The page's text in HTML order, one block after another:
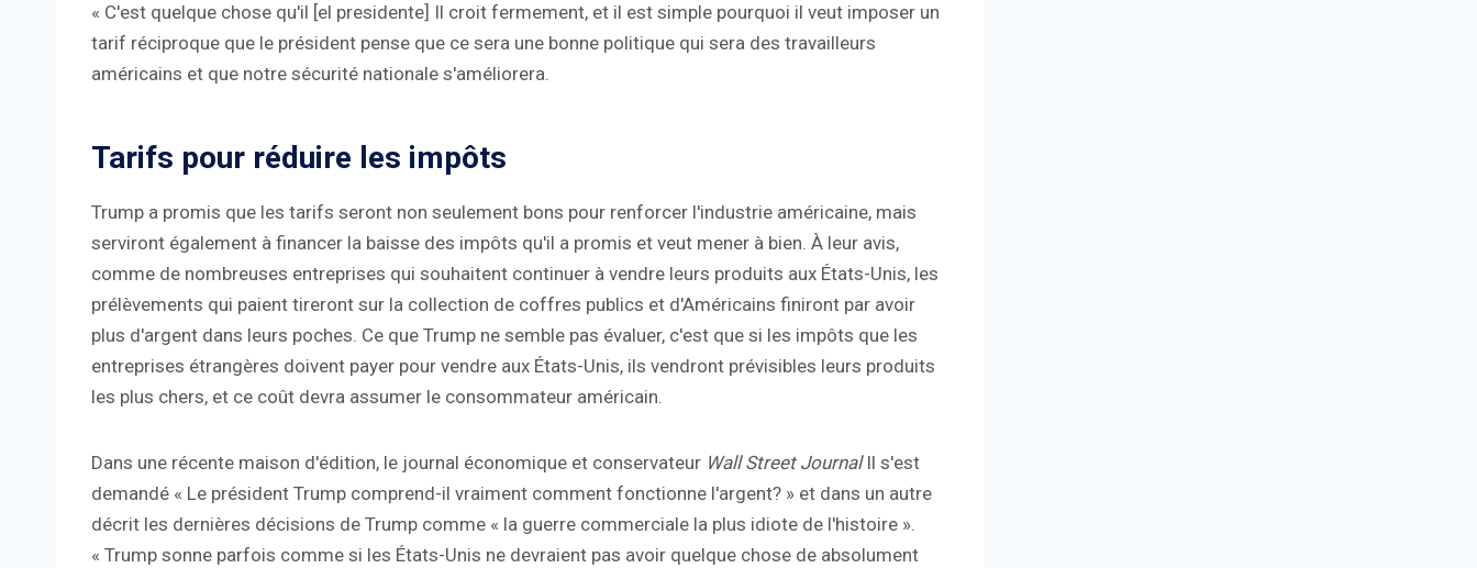
« C'est quelque chose qu'il [el presidente] Il croit fermement, et il est simple pourquoi il veut imposer un
tarif réciproque que le président pense que ce sera une bonne politique qui sera des travailleurs
américains et que notre sécurité nationale s'améliorera.
Tarifs pour réduire les impôts
Trump a promis que les tarifs seront non seulement bons pour renforcer l'industrie américaine, mais
serviront également à financer la baisse des impôts qu'il a promis et veut mener à bien. À leur avis,
comme de nombreuses entreprises qui souhaitent continuer à vendre leurs produits aux États-Unis, les
prélèvements qui paient tireront sur la collection de coffres publics et d'Américains finiront par avoir
plus d'argent dans leurs poches. Ce que Trump ne semble pas évaluer, c'est que si les impôts que les
entreprises étrangères doivent payer pour vendre aux États-Unis, ils vendront prévisibles leurs produits
les plus chers, et ce coût devra assumer le consommateur américain.
Dans une récente maison d'édition, le journal économique et conservateur Wall Street JournalIl s'est
demandé « Le président Trump comprend-il vraiment comment fonctionne l'argent? » et dans un autre
décrit les dernières décisions de Trump comme « la guerre commerciale la plus idiote de l'histoire ».
« Trump sonne parfois comme si les États-Unis ne devraient pas avoir quelque chose de absolument